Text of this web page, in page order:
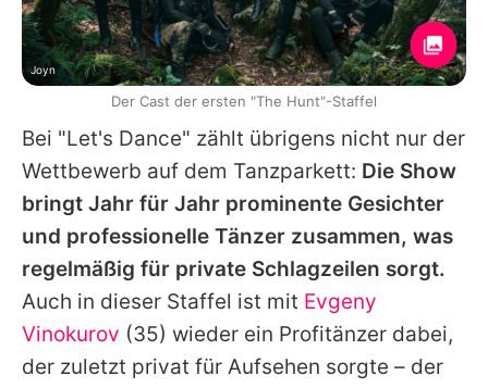
Bei "Let's Dance" zählt übrigens nicht nur der
Wettbewerb auf dem Tanzparkett: Die Show
bringt Jahr für Jahr prominente Gesichter
und professionelle Tänzer zusammen, was
regelmäßig für private Schlagzeilen sorgt.
Auch in dieser Staffel ist mit Evgeny
Vinokurov (35) wieder ein Profitänzer dabei,
der zuletzt privat für Aufsehen sorgte – der
Joyn
Der Cast der ersten "The Hunt"-Staffel